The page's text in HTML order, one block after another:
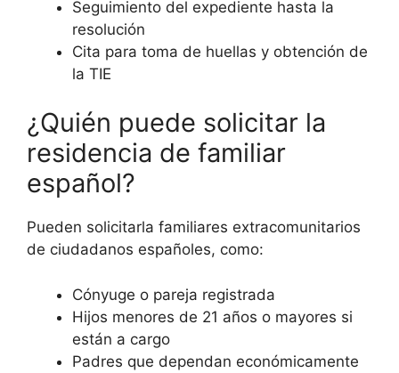
Seguimiento del expediente hasta la
resolución
Cita para toma de huellas y obtención de
la TIE
¿Quién puede solicitar la
residencia de familiar
español?
Pueden solicitarla familiares extracomunitarios
de ciudadanos españoles, como:
Cónyuge o pareja registrada
Hijos menores de 21 años o mayores si
están a cargo
Padres que dependan económicamente